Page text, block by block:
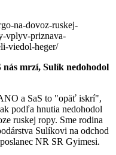
na-dovoz-ruskej-
vplyv-priznava-
viedol-heger/
mrzí, Sulík nedohodol
a SaS to "opäť iskrí",
podľa hnutia nedohodol
ruskej ropy. Sme rodina
Sulíkovi na odchod
NR SR Gyimesi.